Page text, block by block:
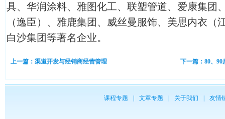
具、华润涂料、雅图化工、联塑管道、爱康集团
（逸臣）、雅鹿集团、威丝曼服饰、美思内衣（
白沙集团等著名企业。
上一篇：渠道开发与经销商经营管理 下一篇：80、
课程专题 文章专题 关于我们 友情